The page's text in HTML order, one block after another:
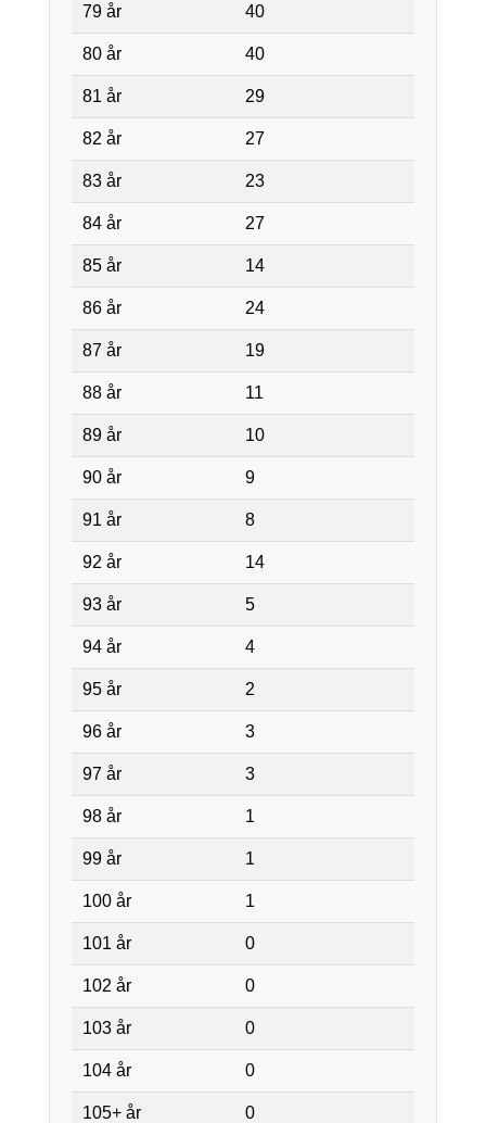
79 år 40
80 år 40
81 år 29
82 år 27
83 år 23
84 år 27
85 år 14
86 år 24
87 år 19
88 år 11
89 år 10
90 år 9
91 år 8
92 år 14
93 år 5
94 år 4
95 år 2
96 år 3
97 år 3
98 år 1
99 år 1
100 år 1
101 år 0
102 år 0
103 år 0
104 år 0
105+ år 0